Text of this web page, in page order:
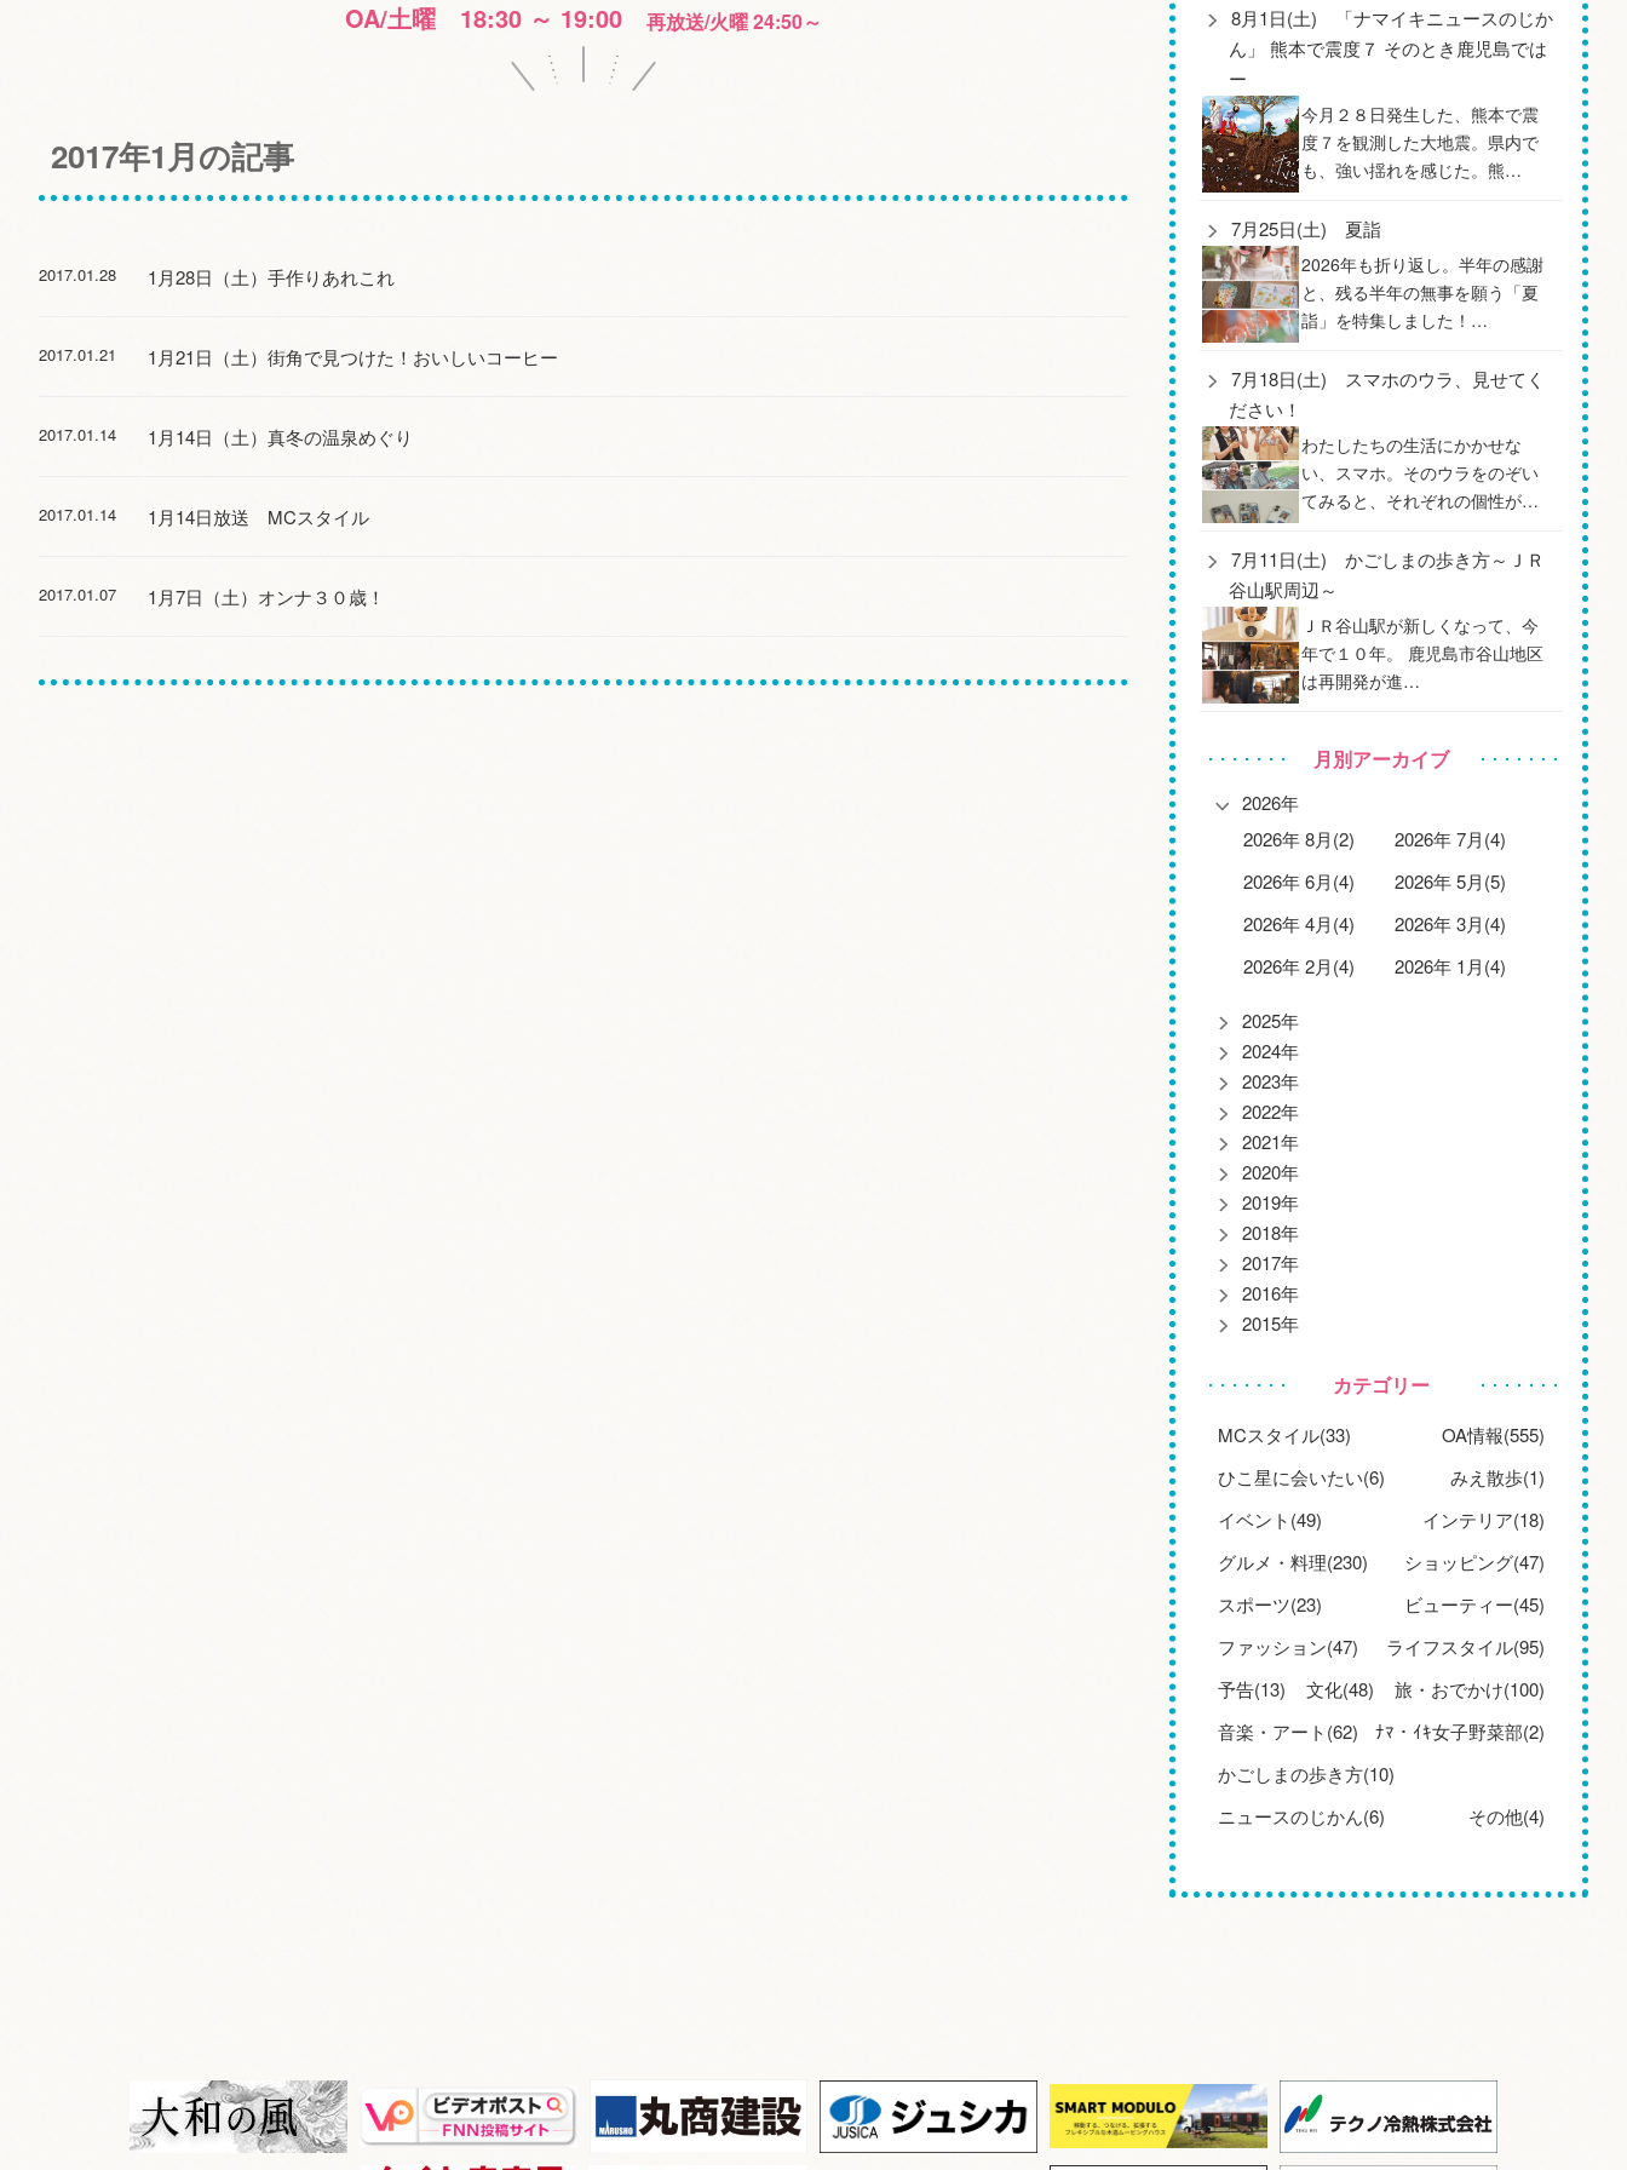
OA/土曜 18:30 ～ 19:00 再放送/火曜 24:50～
2017年1月の記事
2017.01.28 1月28日（土）手作りあれこれ
2017.01.21 1月21日（土）街角で見つけた！おいしいコーヒー
2017.01.14 1月14日（土）真冬の温泉めぐり
2017.01.14 1月14日放送 MCスタイル
2017.01.07 1月7日（土）オンナ３０歳！
8月1日(土) 「ナマイキニュースのじか
ん」 熊本で震度７ そのとき鹿児島では
ー
今月２８日発生した、熊本で震
度７を観測した大地震。県内で
も、強い揺れを感じた。熊…
7月25日(土) 夏詣
2026年も折り返し。半年の感謝
と、残る半年の無事を願う「夏
詣」を特集しました！…
7月18日(土) スマホのウラ、見せてく
ださい！
わたしたちの生活にかかせな
い、スマホ。そのウラをのぞい
てみると、それぞれの個性が…
7月11日(土) かごしまの歩き方～ＪＲ
谷山駅周辺～
ＪＲ谷山駅が新しくなって、今
年で１０年。 鹿児島市谷山地区
は再開発が進…
月別アーカイブ
2026年
2026年 8月(2)
2026年 7月(4)
2026年 6月(4)
2026年 5月(5)
2026年 4月(4)
2026年 3月(4)
2026年 2月(4)
2026年 1月(4)
2025年
2024年
2023年
2022年
2021年
2020年
2019年
2018年
2017年
2016年
2015年
カテゴリー
MCスタイル(33)
OA情報(555)
ひこ星に会いたい(6)
みえ散歩(1)
イベント(49)
インテリア(18)
グルメ・料理(230)
ショッピング(47)
スポーツ(23)
ビューティー(45)
ファッション(47)
ライフスタイル(95)
予告(13)
文化(48)
旅・おでかけ(100)
音楽・アート(62)
ﾅﾏ・ｲｷ女子野菜部(2)
かごしまの歩き方(10)
ニュースのじかん(6)
その他(4)